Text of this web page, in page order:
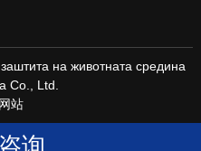
询
на животната средина
Co., Ltd.
站